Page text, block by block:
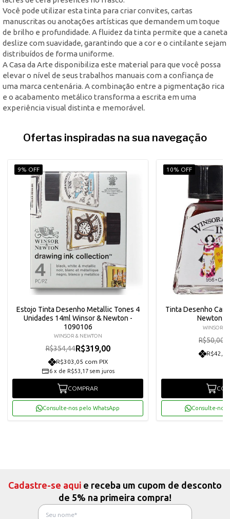
Você pode utilizar esta tinta para criar convites, cartas
manuscritas ou anotações artísticas que demandem um toque
de brilho e profundidade. A fluidez da tinta permite que a caneta
deslize com suavidade, garantindo que a cor e o cintilante sejam
distribuídos de forma uniforme.
A Casa da Arte disponibiliza este material para que você possa
elevar o nível de seus trabalhos manuais com a confiança de
uma marca centenária. A combinação entre a pigmentação rica
e o acabamento metálico transforma a escrita em uma
experiência visual distinta e memorável.
Ofertas inspiradas na sua navegação
9% OFF
Estojo Tinta Desenho Metallic Tones 4
Unidades 14ml Winsor & Newton -
1090106
WINSOR & NEWTON
R$354,44R$319,00
R$303,05 com PIX
6 x de R$53,17 sem juros
COMPRAR
Consulte-nos pelo WhatsApp
10% OFF
Tinta Desenho
Newton -
WINSOR &
R$50,00
Consulte-nos
Cadastre-se aqui e receba um cupom de desconto
de 5% na primeira compra!